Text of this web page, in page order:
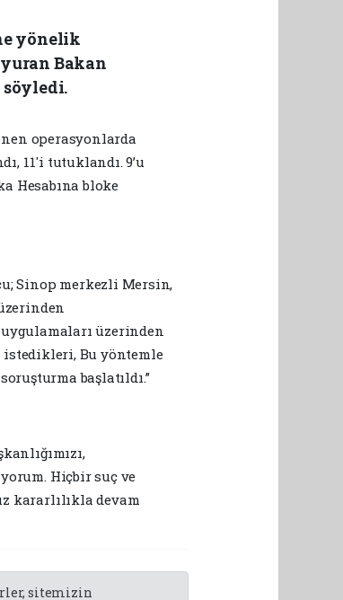
yönelik
Bakan
söyledi.
operasyonlarda
11'i tutuklandı. 9’u
Hesabına bloke
Sinop merkezli Mersin,
üzerinden
Bu yöntemle
başlatıldı.”
Hiçbir suç ve
kararlılıkla devam
sitemizin